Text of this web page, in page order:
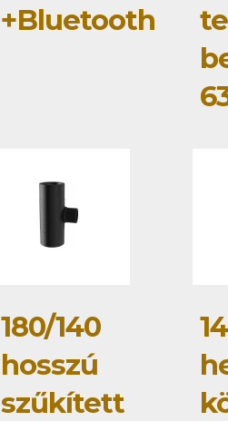
+Bluetooth
180/140
hosszú
szűkített